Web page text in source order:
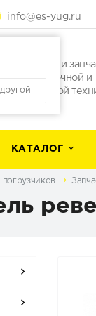
info@es-yug.ru
Погрузчики и
для погрузочной и
строительной
КАТАЛОГ
погрузчиков